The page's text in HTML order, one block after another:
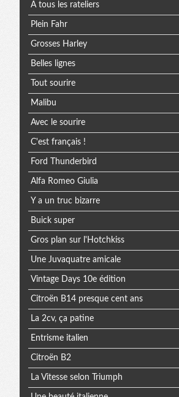
A tous les rateliers
Plein Fahr
Grosses Harley
Belles lignes
Tout sourire
Malibu
Avec le sourire
C'est français !
Ford Thunderbird
Alfa Romeo Giulia
Y a un truc bizarre
Buick super
Gros plan sur l'Hotchkiss
Une Juvaquatre amicale
Vintage Days 10e édition
Citroën B14 presque cent ans
La 2cv, ça patine
Entrisme italien
Citroën B2
La Vitesse selon Triumph